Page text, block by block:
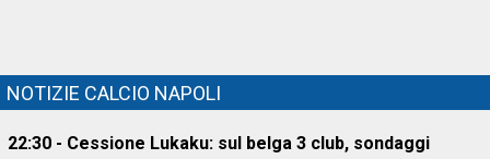
NOTIZIE CALCIO NAPOLI
22:30 - Cessione Lukaku: sul belga 3 club, sondaggi